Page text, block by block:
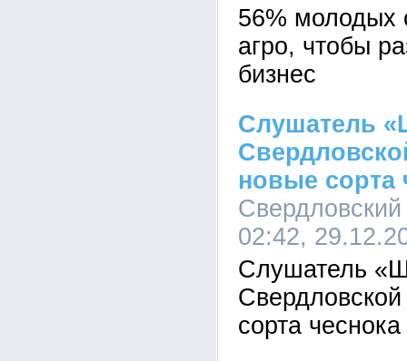
56% молодых
агро, чтобы
бизнес
Слушатель
новые сорта
02:42,
Слушатель
сорта чеснока